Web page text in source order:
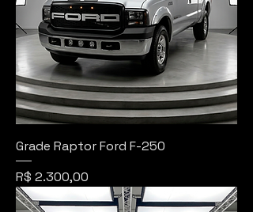
Grade Raptor Ford F-250
Preço
R$ 2.300,00